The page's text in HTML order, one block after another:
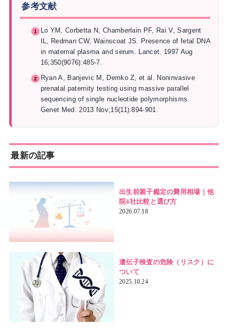
参考文献
Lo YM, Corbetta N, Chamberlain PF, Rai V, Sargent
IL, Redman CW, Wainscoat JS. Presence of fetal DNA
in maternal plasma and serum. Lancet. 1997 Aug
16;350(9076):485-7.
Ryan A, Banjevic M, Demko Z, et al. Noninvasive
prenatal paternity testing using massive parallel
sequencing of single nucleotide polymorphisms.
Genet Med. 2013 Nov;15(11):894-901.
最新の記事
出生前親子鑑定の費用相場｜他
院4社比較と選び方
2026.07.18
遺伝子検査の危険（リスク）に
ついて
2025.10.24